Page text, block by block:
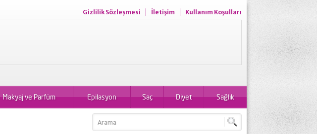
Gizlilik Sözleşmesi İletişim Kullanım Koşulları
Makyaj ve Parfüm Epilasyon Saç Diyet Sağlık